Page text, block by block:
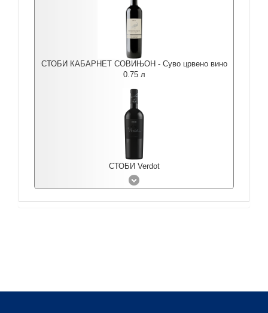
СТОБИ КАБАРНЕТ СОВИЊОН - Суво црвено вино
0.75 л
СТОБИ Verdot